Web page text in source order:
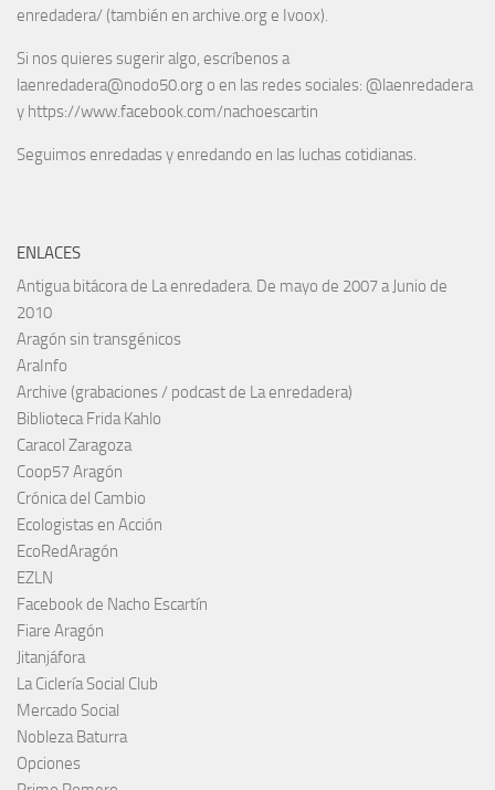
enredadera/ (también en archive.org e Ivoox).
Si nos quieres sugerir algo, escríbenos a
laenredadera@nodo50.org o en las redes sociales: @laenredadera
y https://www.facebook.com/nachoescartin
Seguimos enredadas y enredando en las luchas cotidianas.
ENLACES
Antigua bitácora de La enredadera. De mayo de 2007 a Junio de
2010
Aragón sin transgénicos
AraInfo
Archive (grabaciones / podcast de La enredadera)
Biblioteca Frida Kahlo
Caracol Zaragoza
Coop57 Aragón
Crónica del Cambio
Ecologistas en Acción
EcoRedAragón
EZLN
Facebook de Nacho Escartín
Fiare Aragón
Jitanjáfora
La Ciclería Social Club
Mercado Social
Nobleza Baturra
Opciones